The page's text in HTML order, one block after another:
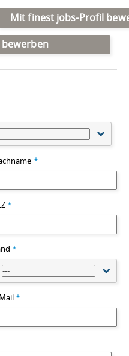
Mit finest jobs-Profil
*
*
*
---
*